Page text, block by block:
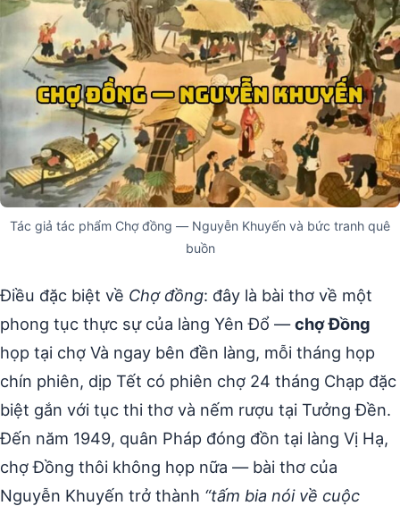
Tác giả tác phẩm Chợ đồng — Nguyễn Khuyến và bức tranh quê
buồn
Điều đặc biệt về Chợ đồng: đây là bài thơ về một
phong tục thực sự của làng Yên Đổ —chợ Đồng
họp tại chợ Và ngay bên đền làng, mỗi tháng họp
chín phiên, dịp Tết có phiên chợ 24 tháng Chạp đặc
biệt gắn với tục thi thơ và nếm rượu tại Tưởng Đền.
Đến năm 1949, quân Pháp đóng đồn tại làng Vị Hạ,
chợ Đồng thôi không họp nữa — bài thơ của
Nguyễn Khuyến trở thành “tấm bia nói về cuộc